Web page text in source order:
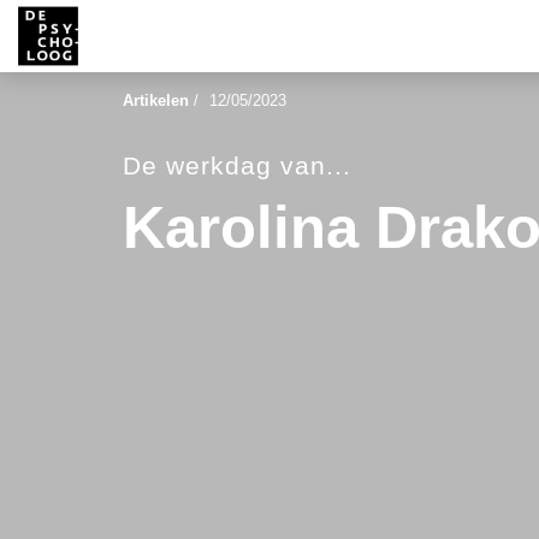
Artikelen / 12/05/2023
De werkdag van...
Karolina